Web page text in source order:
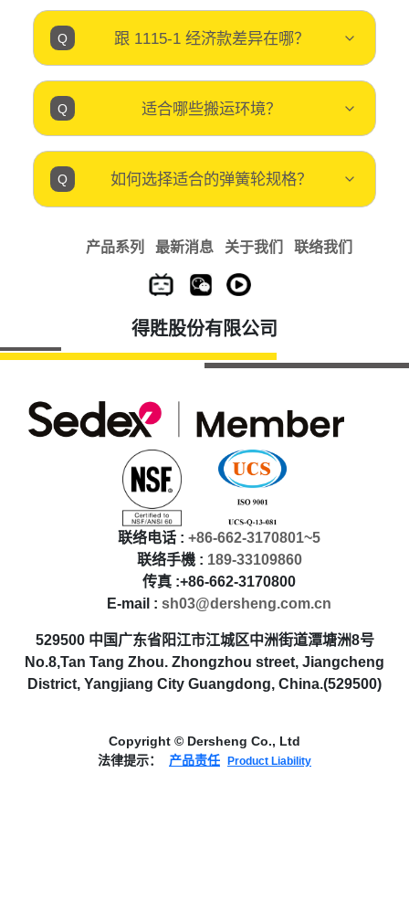
跟 1115-1 经济款差异在哪？
适合哪些搬运环境？
如何选择适合的弹簧轮规格？
产品系列 最新消息 关于我们 联络我们
得貹股份有限公司
联络电话 : +86-662-3170801~5
联络手機 : 189-33109860
传真 :+86-662-3170800
E-mail : sh03@dersheng.com.cn
529500 中国广东省阳江市江城区中洲街道潭塘洲8号
No.8,Tan Tang Zhou. Zhongzhou street, Jiangcheng
District, Yangjiang City Guangdong, China.(529500)
Copyright © Dersheng Co., Ltd
法律提示：
产品责任 Product Liability